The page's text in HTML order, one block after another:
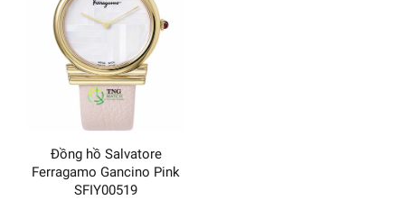
Đồng hồ Salvatore
Ferragamo Gancino Pink
SFIY00519